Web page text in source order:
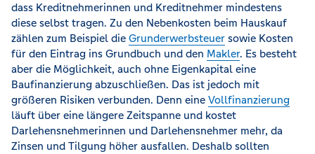
dass Kreditnehmerinnen und Kreditnehmer mindestens
diese selbst tragen. Zu den Nebenkosten beim Hauskauf
zählen zum Beispiel die Grunderwerbsteuer sowie Kosten
für den Eintrag ins Grundbuch und den Makler. Es besteht
aber die Möglichkeit, auch ohne Eigenkapital eine
Baufinanzierung abzuschließen. Das ist jedoch mit
größeren Risiken verbunden. Denn eine Vollfinanzierung
läuft über eine längere Zeitspanne und kostet
Darlehensnehmerinnen und Darlehensnehmer mehr, da
Zinsen und Tilgung höher ausfallen. Deshalb sollten